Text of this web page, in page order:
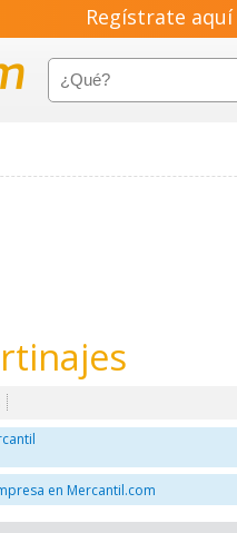
Regístrate
en Mercantil.com